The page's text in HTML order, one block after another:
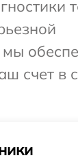
мы
счет в